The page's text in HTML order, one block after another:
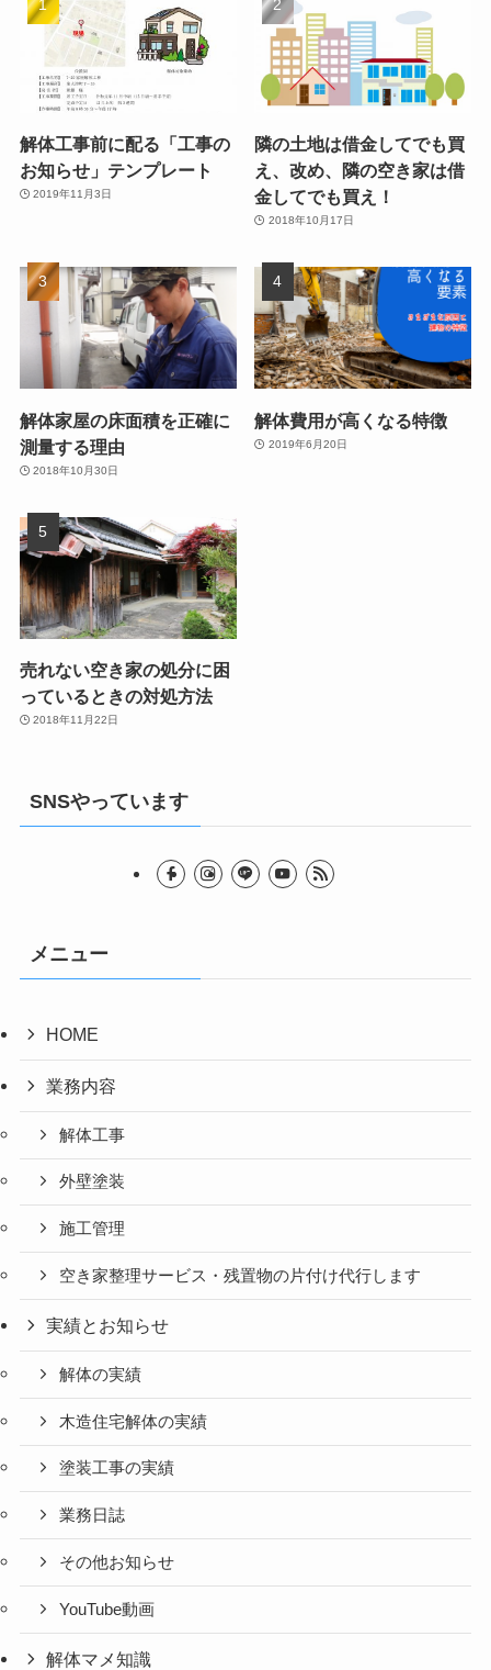
解体工事前に配る「工事の
お知らせ」テンプレート
2019年11月3日
隣の土地は借金してでも買
え、改め、隣の空き家は借
金してでも買え！
2018年10月17日
解体家屋の床面積を正確に
測量する理由
2018年10月30日
解体費用が高くなる特徴
2019年6月20日
売れない空き家の処分に困
っているときの対処方法
2018年11月22日
SNSやっています
メニュー
HOME
業務内容
解体工事
外壁塗装
施工管理
空き家整理サービス・残置物の片付け代行します
実績とお知らせ
解体の実績
木造住宅解体の実績
塗装工事の実績
業務日誌
その他お知らせ
YouTube動画
解体マメ知識